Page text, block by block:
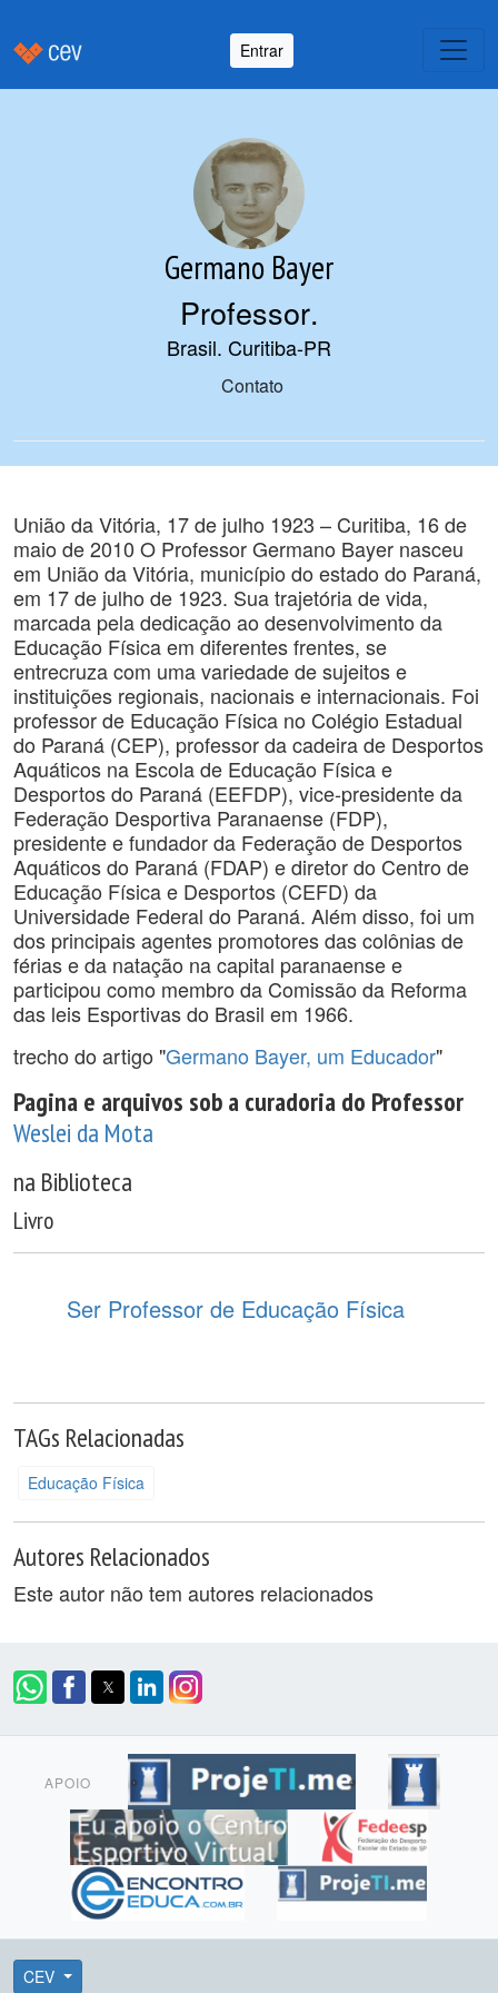
Entrar
Germano Bayer
Professor.
Brasil. Curitiba-PR
Contato
União da Vitória, 17 de julho 1923 – Curitiba, 16 de
maio de 2010 O Professor Germano Bayer nasceu
em União da Vitória, município do estado do Paraná,
em 17 de julho de 1923. Sua trajetória de vida,
marcada pela dedicação ao desenvolvimento da
Educação Física em diferentes frentes, se
entrecruza com uma variedade de sujeitos e
instituições regionais, nacionais e internacionais. Foi
professor de Educação Física no Colégio Estadual
do Paraná (CEP), professor da cadeira de Desportos
Aquáticos na Escola de Educação Física e
Desportos do Paraná (EEFDP), vice-presidente da
Federação Desportiva Paranaense (FDP),
presidente e fundador da Federação de Desportos
Aquáticos do Paraná (FDAP) e diretor do Centro de
Educação Física e Desportos (CEFD) da
Universidade Federal do Paraná. Além disso, foi um
dos principais agentes promotores das colônias de
férias e da natação na capital paranaense e
participou como membro da Comissão da Reforma
das leis Esportivas do Brasil em 1966.
trecho do artigo "Germano Bayer, um Educador"
Pagina e arquivos sob a curadoria do Professor
Weslei da Mota
na Biblioteca
Livro
Ser Professor de Educação Física
TAGs Relacionadas
Educação Física
Autores Relacionados
Este autor não tem autores relacionados
APOIO
CEV